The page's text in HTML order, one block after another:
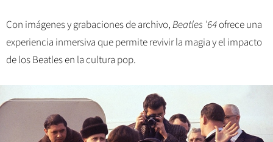
Con imágenes y grabaciones de archivo,Beatles ’64ofrece una
experiencia inmersiva que permite revivir la magia y el impacto
de los Beatles en la cultura pop.